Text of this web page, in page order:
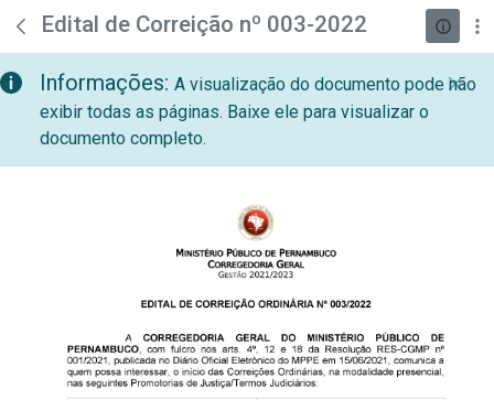
Pular para o Conteúdo principal
teste descricao
Edital de Correição nº 003-2022
Informações: A visualização do documento pode não
exibir todas as páginas. Baixe ele para visualizar o
documento completo.